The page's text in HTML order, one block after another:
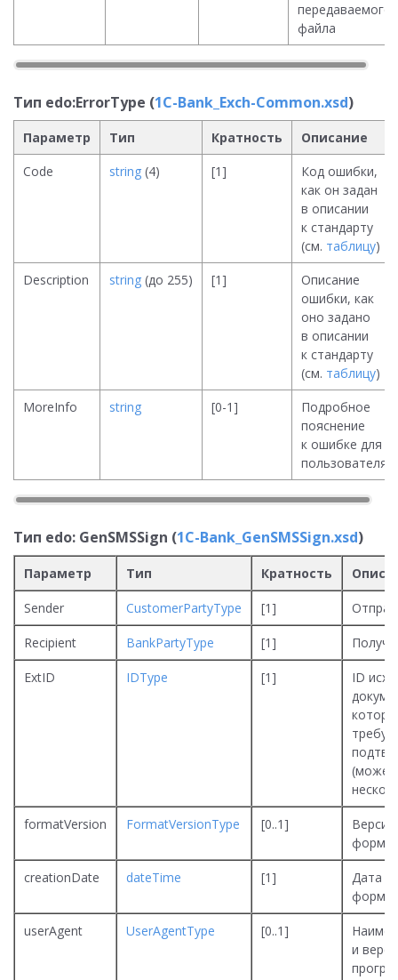
передаваемого
файла
Тип edo:ErrorType (1C-Bank_Exch-Common.xsd)
Параметр Тип Кратность
Описание
Code
string (4) [1]
Код ошибки,
как он задан
в описании
к стандарту
(см. таблицу)
Description
string (до 255) [1]
Описание
ошибки, как
оно задано
в описании
к стандарту
(см. таблицу)
MoreInfo
string [0-1]
Подробное
пояснение
к ошибке для
пользователя
Тип edo: GenSMSSign (1C-Bank_GenSMSSign.xsd)
Параметр Тип Кратность
Sender CustomerPartyType [1]
Recipient BankPartyType [1]
ExtID IDType [1]
ID
formatVersion FormatVersionType [0..1]
Версия
creationDate dateTime [1]
Дата и
userAgent UserAgentType [0..1]
и